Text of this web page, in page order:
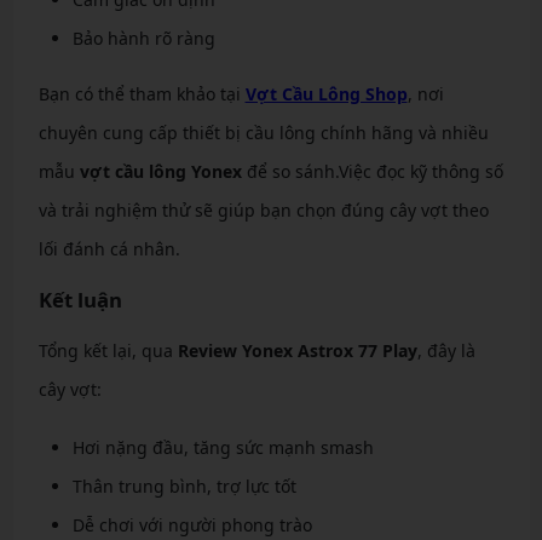
Bảo hành rõ ràng
Bạn có thể tham khảo tại Vợt Cầu Lông Shop, nơi
chuyên cung cấp thiết bị cầu lông chính hãng và nhiều
mẫu vợt cầu lông Yonexđể so sánh.Việc đọc kỹ thông số
và trải nghiệm thử sẽ giúp bạn chọn đúng cây vợt theo
lối đánh cá nhân.
Kết luận
Tổng kết lại, qua Review Yonex Astrox 77 Play, đây là
cây vợt:
Hơi nặng đầu, tăng sức mạnh smash
Thân trung bình, trợ lực tốt
Dễ chơi với người phong trào